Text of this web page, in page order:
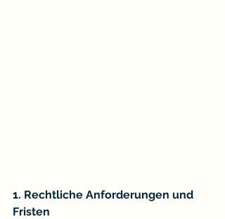
1. Rechtliche Anforderungen und
Fristen